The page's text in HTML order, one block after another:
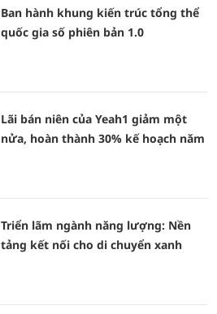
Ban hành khung kiến trúc tổng thể
quốc gia số phiên bản 1.0
Lãi bán niên của Yeah1 giảm một
nửa, hoàn thành 30% kế hoạch năm
Triển lãm ngành năng lượng: Nền
tảng kết nối cho di chuyển xanh